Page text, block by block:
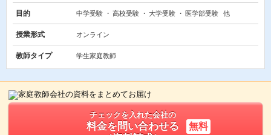
目的 中学受験 高校受験 大学受験 医学部受験 他
授業形式 オンライン
教師タイプ 学生家庭教師
チェックを入れた会社の
料金を問い合わせる
無料